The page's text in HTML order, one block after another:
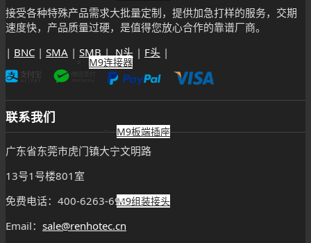
M9连接器
M9板端插座
M9组装接头
接受各种特殊产品需求大批量定制，提供加急打样的服务，交期
速度快，产品质量过硬，是值得您放心合作的靠谱厂商。
| BNC | SMA | SMB|N头 | F头 |
联系我们
广东省东莞市虎门镇大宁文明路
13号1号楼801室
免费电话：400-6263-698
Email： sale@renhotec.cn